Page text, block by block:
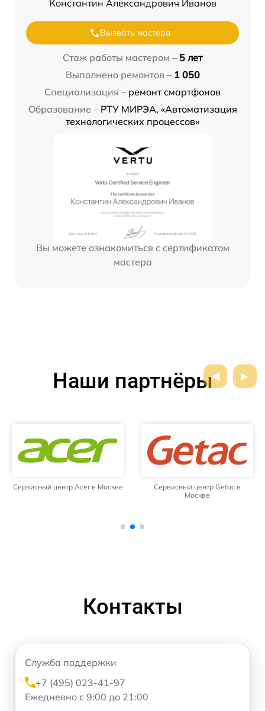
Константин Александрович Иванов
Вызвать мастера
Стаж работы мастером – 5 лет
Выполнено ремонтов – 1 050
Специализация – ремонт смартфонов
Образование – РТУ МИРЭА, «Автоматизация
технологических процессов»
Вы можете ознакомиться с сертификатом
мастера
Наши партнёры
Сервисный центр Acer в Москве
Сервисный центр Getac в
Москве
Контакты
Служба поддержки
+7 (495) 023-41-97
Ежедневно с 9:00 до 21:00